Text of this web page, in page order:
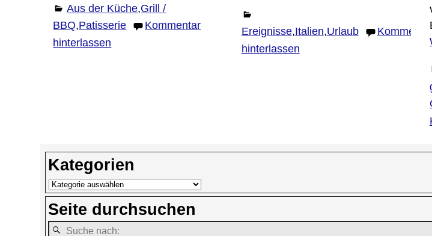
Aus der Küche,Grill /
BBQ,Patisserie
Kommentar
hinterlassen
Ereignisse,Italien,Urlaub
hinterlassen
Kategorien
Seite durchsuchen